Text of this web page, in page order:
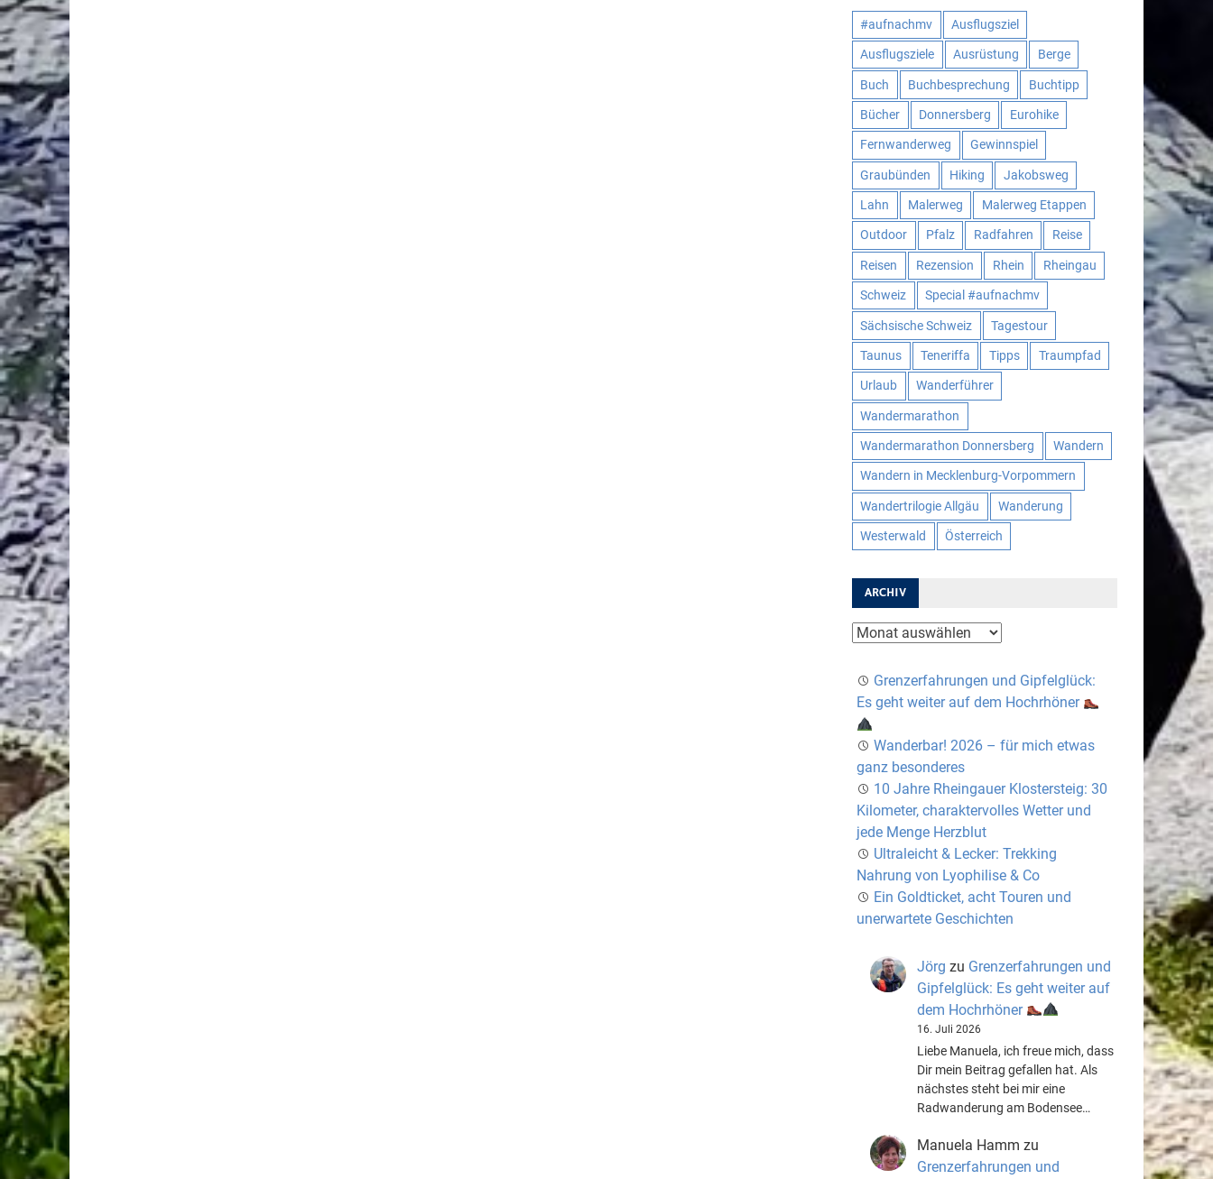
#aufnachmv Ausflugsziel
Ausflugsziele Ausrüstung Berge
Buch Buchbesprechung Buchtipp
Bücher Donnersberg Eurohike
Fernwanderweg Gewinnspiel
Graubünden Hiking Jakobsweg
Lahn Malerweg Malerweg Etappen
Outdoor Pfalz Radfahren Reise
Reisen Rezension Rhein Rheingau
Schweiz Special #aufnachmv
Sächsische Schweiz Tagestour
Taunus Teneriffa Tipps Traumpfad
Urlaub Wanderführer
Wandermarathon
Wandermarathon Donnersberg Wandern
Wandern in Mecklenburg-Vorpommern
Wandertrilogie Allgäu Wanderung
Westerwald Österreich
ARCHIV
Archiv
Grenzerfahrungen und Gipfelglück:
Es geht weiter auf dem Hochrhöner
Wanderbar! 2026 – für mich etwas
ganz besonderes
10 Jahre Rheingauer Klostersteig: 30
Kilometer, charaktervolles Wetter und
jede Menge Herzblut
Ultraleicht & Lecker: Trekking
Nahrung von Lyophilise & Co
Ein Goldticket, acht Touren und
unerwartete Geschichten
Jörg zu Grenzerfahrungen und
Gipfelglück: Es geht weiter auf
dem Hochrhöner
16. Juli 2026
Liebe Manuela, ich freue mich, dass
Dir mein Beitrag gefallen hat. Als
nächstes steht bei mir eine
Radwanderung am Bodensee…
Manuela Hamm zu
Grenzerfahrungen und